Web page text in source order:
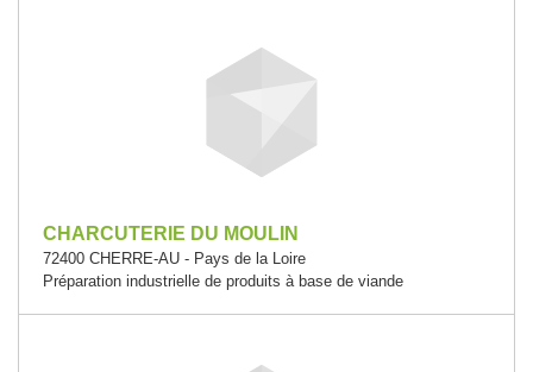
CHARCUTERIE DU MOULIN
72400 CHERRE-AU - Pays de la Loire
Préparation industrielle de produits à base de viande